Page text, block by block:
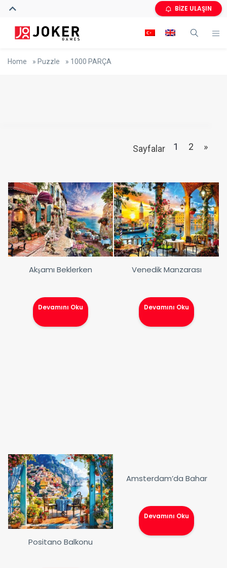
BİZE ULAŞIN
Home » Puzzle » 1000 PARÇA
Sayfalar 1 2 »
Akşamı Beklerken
Devamını Oku
Venedik Manzarası
Devamını Oku
Positano Balkonu
Amsterdam’da Bahar
Devamını Oku